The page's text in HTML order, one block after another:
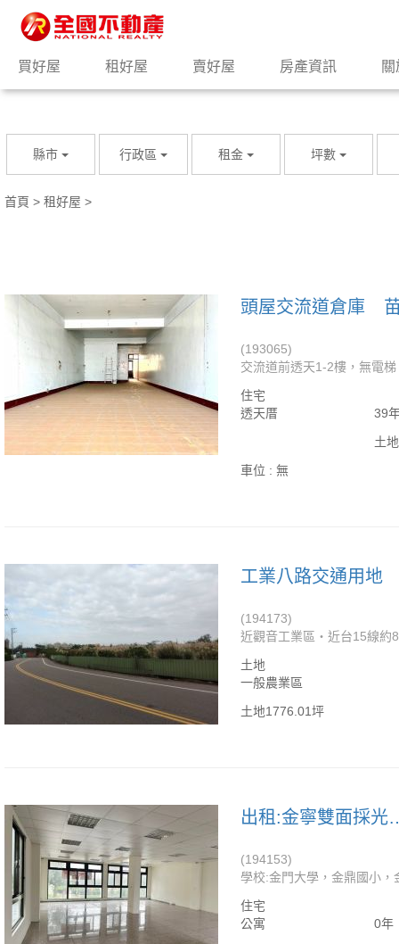
買好屋 租好屋 賣好屋 房產資訊
縣市 行政區 租金 坪數
首頁 > 租好屋 >
頭屋交流道倉庫
(193065)
交流道前透天1-2樓，無電
住宅
透天厝
39
土
車位 : 無
工業八路交通用地
(194173)
近觀音工業區‧近台15線
土地
一般農業區
土地1776.01坪
出租:金寧
(194153)
學校:金門大學，金鼎國小
住宅
公寓
0年